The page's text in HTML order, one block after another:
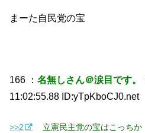
まーた自民党の宝
166 ：名無しさん＠涙目です。
11:02:55.88 ID:yTpKboCJ0.net
>>2
立憲民主党の宝はこっちか